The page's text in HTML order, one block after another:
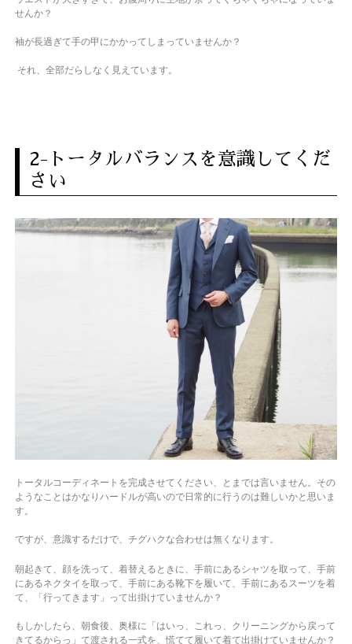
せんか？
袖が長過ぎて手の甲にかかってしまっていませんか？
それ、全部だらしなく見えています。
2-トータルバランスを意識してくだ
さい
トータルコーディネートを完成させてください、とまでは言いません。 その
ようなことはかなりハードルが高いので日常的に行うのは難しいかと思いま
す。
ですが、意識するだけで、チグハクな合わせは無くなります。
朝起きて、顔を洗って、着替えるときに、手前にあるシャツを取って、手前
にあるネクタイを取って、手前にある靴下を履いて、手前にあるスーツを着
て、「行ってきます」って出掛けていませんか？
もしかしたら、朝食後、奥様に「はいっ、これっ、クリーニングから戻って
きてるからっ」て渡される一式を、慌てて履いて着て出掛けていませんか？